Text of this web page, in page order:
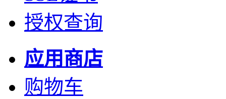
授权查询
应用商店
购物车